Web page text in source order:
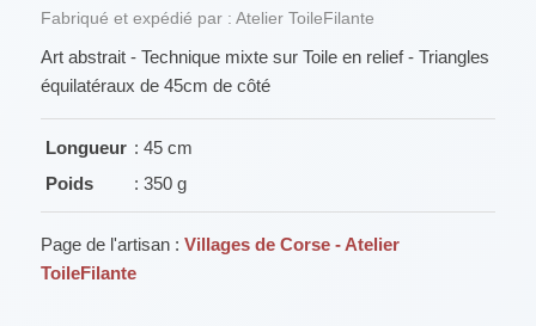
Fabriqué et expédié par : Atelier ToileFilante
Art abstrait - Technique mixte sur Toile en relief - Triangles
équilatéraux de 45cm de côté
Longueur : 45 cm
Poids
: 350 g
Page de l'artisan : Villages de Corse - Atelier
ToileFilante